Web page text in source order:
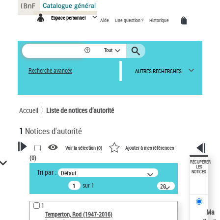
Espace personnel Aide Une question ? Historique
Tout
Recherche avancée AUTRES RECHERCHES
Accueil Liste de notices d’autorité
1 Notices d'autorité
VOTRE RECHERCHE
Recherche avancée dans les
notices d’autorité
Œuvres liées à l'auteur :
Temperton, Rod (1947-2016)
Voir la sélection (0) Ajouter à mes références
(0)
Tri par : Défaut
sur 1
20
résultats/page
1
Temperton, Rod (1947-2016)
RÉCUPÉRER
LES
NOTICES
Ma
Panneau de gestion des cookies